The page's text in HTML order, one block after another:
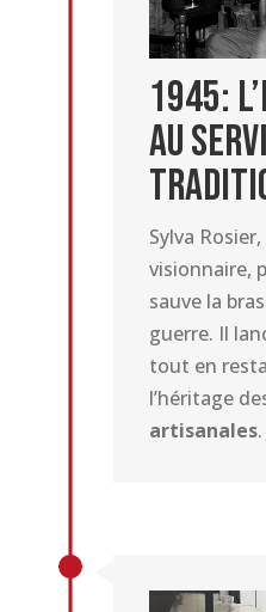
1945:
au
Sylva
visionnaire,
sauve la
guerre. Il
tout en
l’héritage
artisanales.